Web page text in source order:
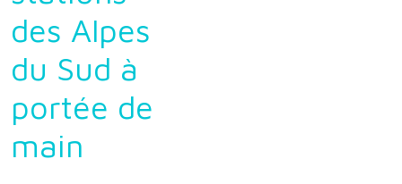
des Alpes
du Sud à
portée de
main